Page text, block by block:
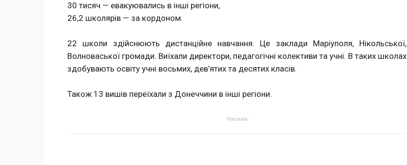
30 тисяч — евакуювались в інші регіони,
26,2 школярів — за кордоном.
22 школи здійснюють дистанційне навчання. Це заклади Маріуполя, Нікольської,
Волноваської громади. Виїхали директори, педагогічні колективи та учні. В таких школах
здобувають освіту учні восьмих, дев’ятих та десятих класів.
Також 13 вишів переїхали з Донеччини в інші регіони.
- Реклама -